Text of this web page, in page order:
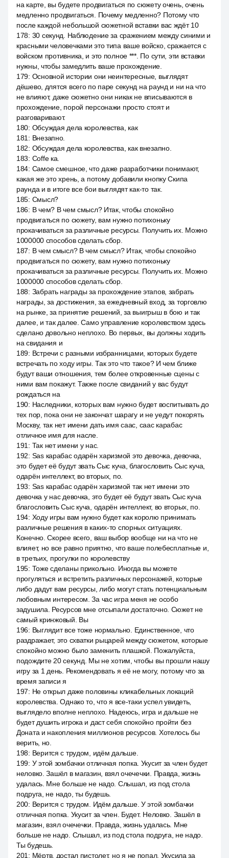
на карте, вы будете продвигаться по сюжету очень, очень
медленно продвигаться. Почему медленно? Потому что
после каждой небольшой сюжетной вставки вас ждёт 10
178: 30 секунд. Наблюдение за сражением между синими и
красными человечками это типа ваше войско, сражается с
войском противника, и это полное ***. По сути, эти вставки
нужны, чтобы замедлить ваше прохождение.
179: Основной истории они неинтересные, выглядят
дёшево, длятся всего по паре секунд на раунд и ни на что
не влияют, даже сюжетно они никак не вписываются в
прохождение, порой персонажи просто стоят и
разговаривают.
180: Обсуждая дела королевства, как
181 : Внезапно.
182: Обсуждая дела королевства, как внезапно.
183: Coffe ка.
184: Самое смешное, что даже разработчики понимают,
какая же это хрень, а потому добавили кнопку Скипа
раунда и в итоге все бои выглядят как-то так.
185: Смысл?
186: В чем? В чем смысл? Итак, чтобы спокойно
продвигаться по сюжету, вам нужно потихоньку
прокачиваться за различные ресурсы. Получить их. Можно
1000000 способов сделать сбор.
187: В чем смысл? В чем смысл? Итак, чтобы спокойно
продвигаться по сюжету, вам нужно потихоньку
прокачиваться за различные ресурсы. Получить их. Можно
1000000 способов сделать сбор.
188: Забрать награды за прохождение этапов, забрать
награды, за достижения, за ежедневный вход, за торговлю
на рынке, за принятие решений, за выигрыш в бою и так
далее, и так далее. Само управление королевством здесь
сделано довольно неплохо. Во первых, вы должны ходить
на свидания и
189: Встречи с разными избранницами, которых будете
встречать по ходу игры. Так это что такое? И чем ближе
будут ваши отношения, тем более откровенные сцены с
ними вам покажут. Также после свиданий у вас будут
рождаться на
190: Наследники, которых вам нужно будет воспитывать до
тех пор, пока они не закончат шарагу и не уедут покорять
Москву, так нет имени дать имя саас, саас карабас
отличное имя для насле.
191 : Так нет имени у нас.
192: Sas карабас одарён харизмой это девочка, девочка,
это будет её будут звать Сыс куча, благословить Сыс куча,
одарён интеллект, во вторых, по.
193: Sas карабас одарён харизмой так нет имени это
девочка у нас девочка, это будет её будут звать Сыс куча
благословить Сыс куча, одарён интеллект, во вторых, по.
194: Ходу игры вам нужно будет как королю принимать
различные решения в каких-то спорных ситуациях.
Конечно. Скорее всего, ваш выбор вообще ни на что не
влияет, но все равно приятно, что ваше полебесплатные и,
в третьих, прогулки по королевству
195: Тоже сделаны прикольно. Иногда вы можете
прогуляться и встретить различных персонажей, которые
либо дадут вам ресурсы, либо могут стать потенциальным
любовным интересом. За час игра меня не особо
задушила. Ресурсов мне отсыпали достаточно. Сюжет не
самый кринжовый. Вы
196: Выглядит все тоже нормально. Единственное, что
раздражает, это схватки рыцарей между сюжетом, которые
спокойно можно было заменить плашкой. Пожалуйста,
подождите 20 секунд. Мы не хотим, чтобы вы прошли нашу
игру за 1 день. Рекомендовать я её не могу, потому что за
время записи я
197: Не открыл даже половины кликабельных локаций
королевства. Однако то, что я все-таки успел увидеть,
выглядело вполне неплохо. Надеюсь, игра и дальше не
будет душить игрока и даст себя спокойно пройти без
Доната и накопления миллионов ресурсов. Хотелось бы
верить, но.
198: Верится с трудом, идём дальше.
199: У этой зомбачки отличная попка. Укусит за член будет
неловко. Зашёл в магазин, взял очечечки. Правда, жизнь
удалась. Мне больше не надо. Слышал, из под стола
подруга, не надо, ты будешь.
200: Верится с трудом. Идём дальше. У этой зомбачки
отличная попка. Укусит за член. Будет. Неловко. Зашёл в
магазин, взял очечечки. Правда, жизнь удалась. Мне
больше не надо. Слышал, из под стола подруга, не надо.
Ты будешь.
201 : Мёртв, достал пистолет, но я не попал. Укусила за